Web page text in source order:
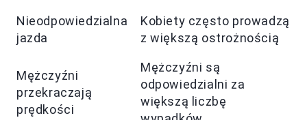
Nieodpowiedzialna
jazda
Kobiety często prowadzą
z większą ostrożnością
Mężczyźni
przekraczają
prędkości
Mężczyźni są
odpowiedzialni za
większą liczbę